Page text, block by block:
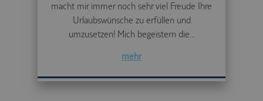
macht mir immer noch sehr viel Freude Ihre
Urlaubswünsche zu erfüllen und
umzusetzen! Mich begeistern die...
mehr